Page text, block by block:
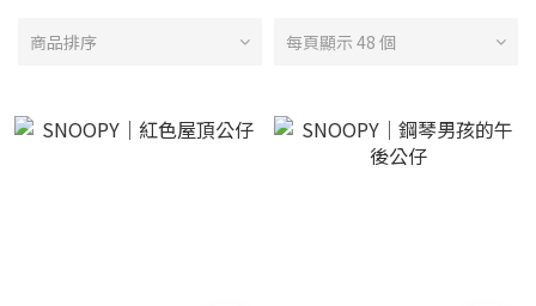
商品排序 每頁顯示 48 個